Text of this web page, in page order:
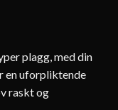
plagg, med din
en uforpliktende
raskt og